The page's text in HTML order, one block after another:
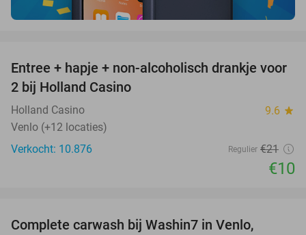
52%
Entree + hapje + non-alcoholisch drankje voor
2 bij Holland Casino
Holland Casino 9.6 star
Venlo (+12 locaties)
Verkocht: 10.876
Regulier €21
€10
Complete carwash bij Washin7 in Venlo,